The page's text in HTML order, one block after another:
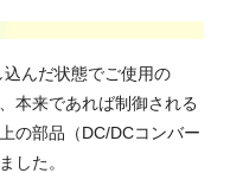
んだ状態でご使用の
本来であれば制御される
の部品（DC/DCコンバー
した。